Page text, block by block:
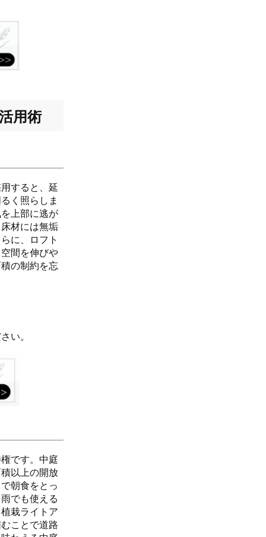
用術
すると、延
く照らしま
上部に逃が
材には無垢
に、ロフト
間を伸びや
の制約を忘
い。
です。中庭
以上の開放
朝食をとっ
でも使える
栽ライトア
ことで道路